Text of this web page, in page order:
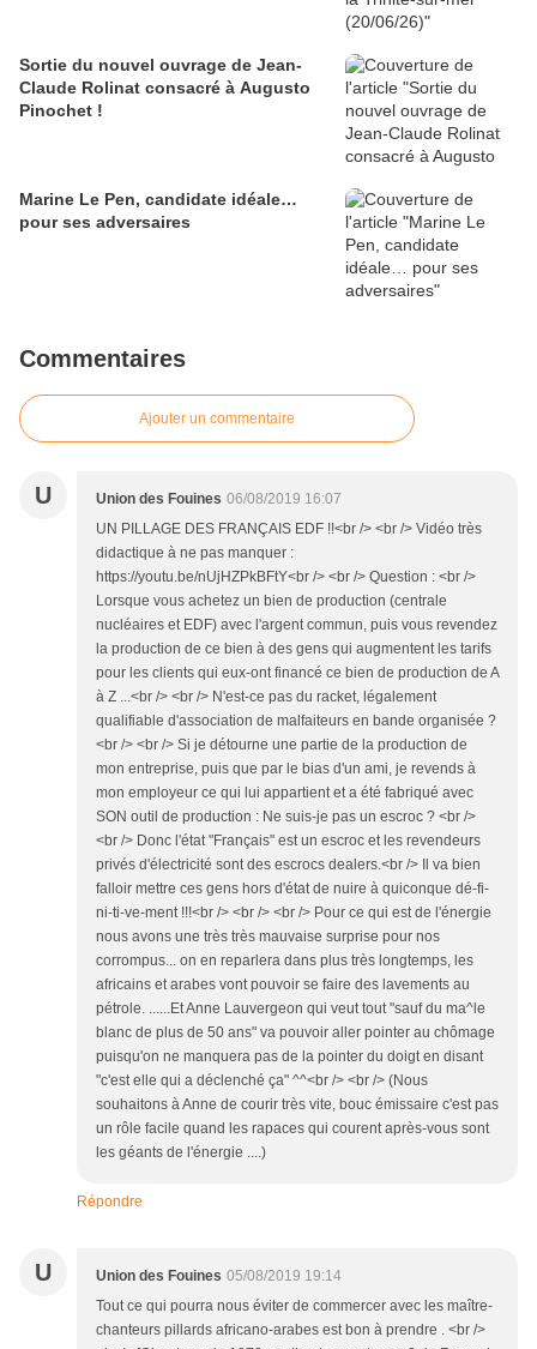
Sortie du nouvel ouvrage de Jean-
Claude Rolinat consacré à Augusto
Pinochet !
Marine Le Pen, candidate idéale…
pour ses adversaires
Commentaires
Ajouter un commentaire
U Union des Fouines 06/08/2019 16:07
UN PILLAGE DES FRANÇAIS EDF !!<br /> <br /> Vidéo très
didactique à ne pas manquer :
https://youtu.be/nUjHZPkBFtY<br /> <br /> Question : <br />
Lorsque vous achetez un bien de production (centrale
nucléaires et EDF) avec l'argent commun, puis vous revendez
la production de ce bien à des gens qui augmentent les tarifs
pour les clients qui eux-ont financé ce bien de production de A
à Z ...<br /> <br /> N'est-ce pas du racket, légalement
qualifiable d'association de malfaiteurs en bande organisée ?
<br /> <br /> Si je détourne une partie de la production de
mon entreprise, puis que par le bias d'un ami, je revends à
mon employeur ce qui lui appartient et a été fabriqué avec
SON outil de production : Ne suis-je pas un escroc ? <br />
<br /> Donc l'état "Français" est un escroc et les revendeurs
privés d'électricité sont des escrocs dealers.<br /> Il va bien
falloir mettre ces gens hors d'état de nuire à quiconque dé-fi-
ni-ti-ve-ment !!!<br /> <br /> <br /> Pour ce qui est de l'énergie
nous avons une très très mauvaise surprise pour nos
corrompus... on en reparlera dans plus très longtemps, les
africains et arabes vont pouvoir se faire des lavements au
pétrole. ......Et Anne Lauvergeon qui veut tout "sauf du ma^le
blanc de plus de 50 ans" va pouvoir aller pointer au chômage
puisqu'on ne manquera pas de la pointer du doigt en disant
"c'est elle qui a déclenché ça" ^^<br /> <br /> (Nous
souhaitons à Anne de courir très vite, bouc émissaire c'est pas
un rôle facile quand les rapaces qui courent après-vous sont
les géants de l'énergie ....)
Répondre
U Union des Fouines 05/08/2019 19:14
Tout ce qui pourra nous éviter de commercer avec les maître-
chanteurs pillards africano-arabes est bon à prendre . <br />